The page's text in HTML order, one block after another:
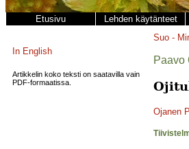
Etusivu Lehden käytänteet
In English
Artikkelin koko teksti on saatavilla vain
PDF-formaatissa.
Suo -
Paavo
Ojanen